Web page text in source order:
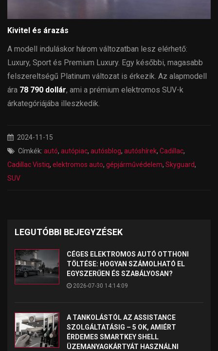
Kivitel és árazás
A modell induláskor három változatban lesz elérhető:
Luxury, Sport és Premium Luxury. Egy későbbi, magasabb
felszereltségű Platinum változat is érkezik. Az alapmodell
ára 78 790 dollár, ami a prémium elektromos SUV-k
árkategóriájába illeszkedik.
2024-11-15
Címkék: autó, autópiac, autósblog, autóshírek, Cadillac,
Cadillac Vistiq, elektromos auto, gépjárművédelem, Skyguard,
SUV
LEGUTÓBBI BEJEGYZÉSEK
CÉGES ELEKTROMOS AUTÓ OTTHONI
TÖLTÉSE: HOGYAN SZÁMOLHATÓ EL
EGYSZERŰEN ÉS SZABÁLYOSAN?
2026-07-30 14:14:09
A TANKOLÁSTÓL AZ ASSISTANCE
SZOLGÁLTATÁSIG – 5 OK, AMIÉRT
ÉRDEMES SMARTKEY SHELL
ÜZEMANYAGKÁRTYÁT HASZNÁLNI